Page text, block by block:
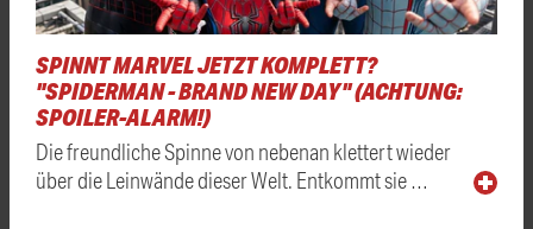
SPINNT MARVEL JETZT KOMPLETT?
"SPIDERMAN - BRAND NEW DAY" (ACHTUNG:
SPOILER-ALARM!)
Die freundliche Spinne von nebenan klettert wieder
über die Leinwände dieser Welt. Entkommt sie …